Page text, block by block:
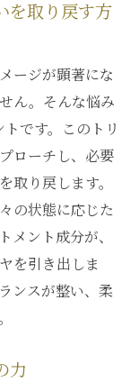
を取り戻す方
ージが顕著にな
ん。そんな悩み
です。このトリ
ローチし、必要
取り戻します。
の状態に応じた
メント成分が、
を引き出しま
ンスが整い、柔
力